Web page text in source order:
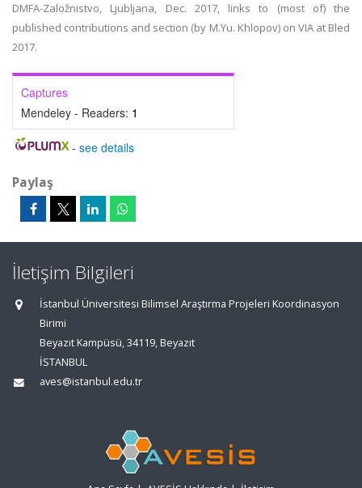
DMFA-Založnistvo, Ljubljana, Dec. 2017, links to (most of) the
published contributions and section (by M.Yu. Khlopov) on VIA at Bled
2017.
Captures
Mendeley - Readers: 1
- see details
Paylaş
İletişim Bilgileri
İstanbul Üniversitesi Bilimsel Araştırma Projeleri Koordinasyon
Birimi
Beyazıt Kampüsü, 34119, Beyazıt
İSTANBUL
aves@istanbul.edu.tr